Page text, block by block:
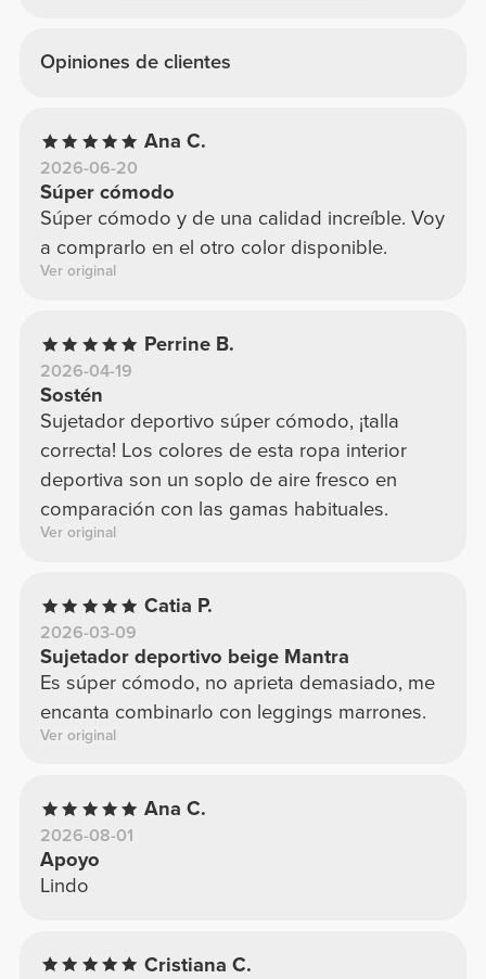
Opiniones de clientes
Ana C.
2026-06-20
Súper cómodo
Súper cómodo y de una calidad increíble. Voy
a comprarlo en el otro color disponible.
Ver original
Perrine B.
2026-04-19
Sostén
Sujetador deportivo súper cómodo, ¡talla
correcta! Los colores de esta ropa interior
deportiva son un soplo de aire fresco en
comparación con las gamas habituales.
Ver original
Catia P.
2026-03-09
Sujetador deportivo beige Mantra
Es súper cómodo, no aprieta demasiado, me
encanta combinarlo con leggings marrones.
Ver original
Ana C.
2026-08-01
Apoyo
Lindo
Cristiana C.